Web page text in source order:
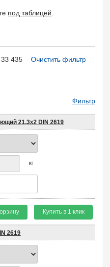
под таблицей
33 435 Очистить фильтр
Фильтр
21,3х2 DIN 2619
кг
Купить в 1 клик
2619